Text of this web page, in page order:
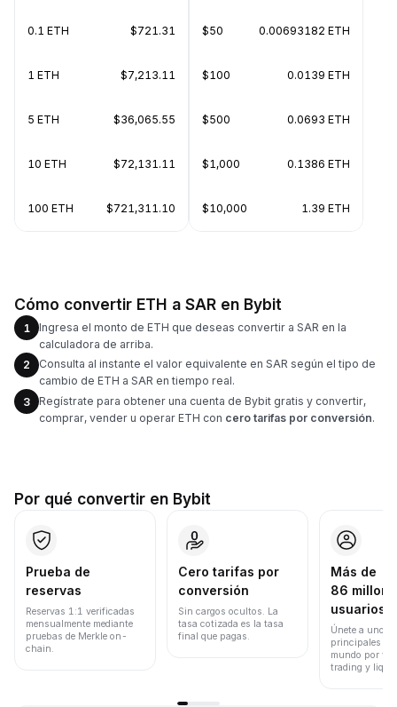
0.1 ETH $721.31
1 ETH $7,213.11
5 ETH $36,065.55
10 ETH $72,131.11
100 ETH $721,311.10
$50 0.00693182 ETH
$100 0.0139 ETH
$500 0.0693 ETH
$1,000 0.1386 ETH
$10,000 1.39 ETH
Cómo convertir ETH a SAR en Bybit
1
Ingresa el monto de ETH que deseas convertir a SAR en la
calculadora de arriba.
2
Consulta al instante el valor equivalente en SAR según el tipo de
cambio de ETH a SAR en tiempo real.
3
Regístrate para obtener una cuenta de Bybit gratis y convertir,
comprar, vender u operar ETH con cero tarifas por conversión.
Por qué convertir en Bybit
Prueba de
reservas
Reservas 1:1 verificadas
mensualmente mediante
pruebas de Merkle on-
chain.
Cero tarifas por
conversión
Sin cargos ocultos. La
tasa cotizada es la tasa
final que pagas.
Más de
86
usuarios
Únete a uno
principales
mundo por
trading y